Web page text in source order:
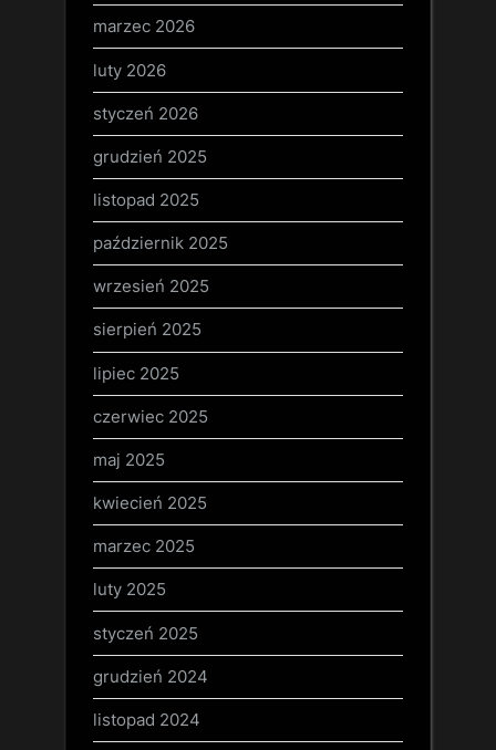
marzec 2026
luty 2026
styczeń 2026
grudzień 2025
listopad 2025
październik 2025
wrzesień 2025
sierpień 2025
lipiec 2025
czerwiec 2025
maj 2025
kwiecień 2025
marzec 2025
luty 2025
styczeń 2025
grudzień 2024
listopad 2024